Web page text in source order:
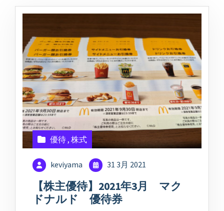
優待, 株式
keviyama 31 3月 2021
【株主優待】2021年3月 マク
ドナルド 優待券